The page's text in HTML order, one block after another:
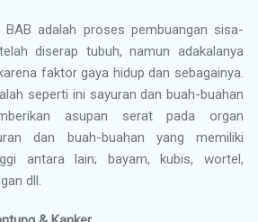
adalah proses pembuangan sisa-
diserap tubuh, namun adakalanya
faktor gaya hidup dan sebagainya.
seperti ini sayuran dan buah-buahan
asupan serat pada organ
dan buah-buahan yang memiliki
antara lain; bayam, kubis, wortel,
dll.